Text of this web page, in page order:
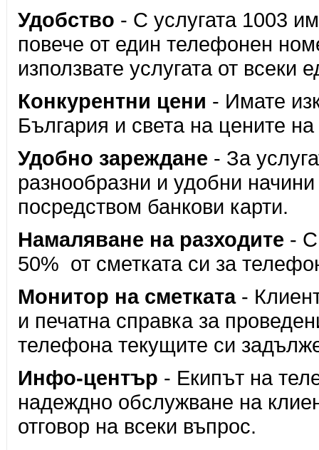
Удобство - С услугата 1003
повече от един телефонен
използвате услугата от всеки
Конкурентни цени - Имате
България и света на цените
Удобно зареждане - За
разнообразни и удобни
посредством банкови карти.
Намаляване на разходите - С
50% от сметката си за
Монитор на сметката-
и печатна справка за
телефона текущите си
Инфо-център - Екипът на
надеждно обслужване на
отговор на всеки въпрос.